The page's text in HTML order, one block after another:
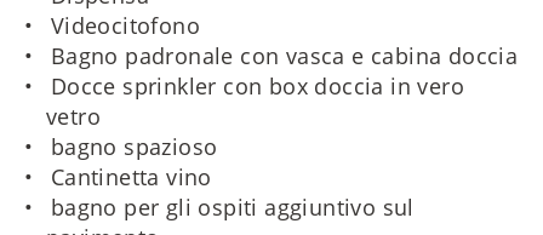
Videocitofono
Bagno padronale con vasca e cabina doccia
Docce sprinkler con box doccia in vero
vetro
bagno spazioso
Cantinetta vino
bagno per gli ospiti aggiuntivo sul